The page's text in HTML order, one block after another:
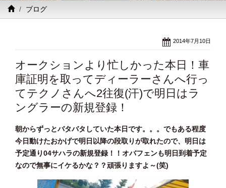
ブログ
2014年7月10日
オークションより忙しかった本日！車
庫証明を取ってディーラーさんへ行っ
てテクノさんへ2往復(汗)で明日はラ
ングラーの新規登録！
朝からずっとバタバタしていた本日です。。。でもある程度
今日動けたおかげで明日以降の段取りが取れたので、明日は
予定通り04サハラの新規登録！！オバフェンも明日到着予定
なので無事にイケるかな？？頑張りますよ～(笑)